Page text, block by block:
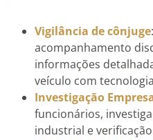
Vigilância de cônjuge
acompanhamento
informações
veículo com
Investigação
funcionários,
industrial e